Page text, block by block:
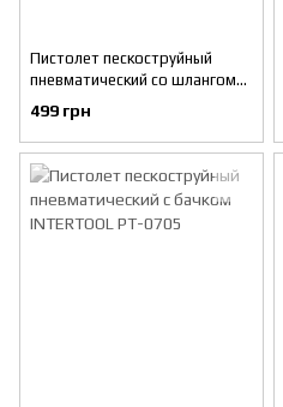
Пистолет пескоструйный
пневматический со шлангом
INTERTOOL PT-0706
499 грн